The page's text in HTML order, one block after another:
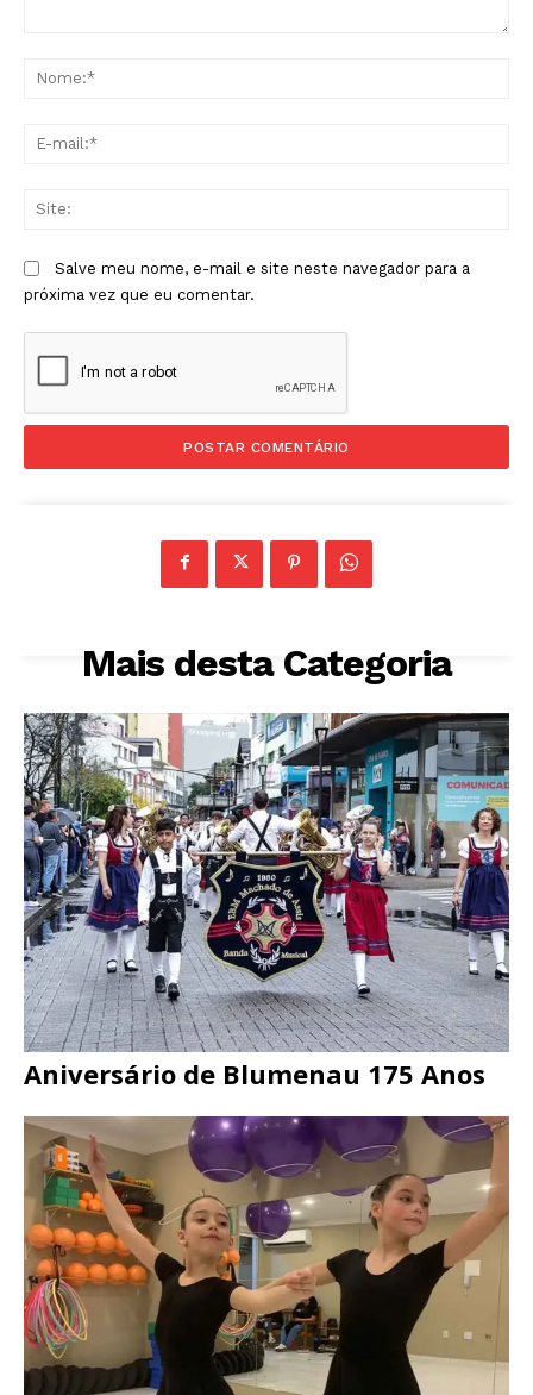
Salve meu nome, e-mail e site neste navegador para a
próxima vez que eu comentar.
Mais desta Categoria
Aniversário de Blumenau 175 Anos